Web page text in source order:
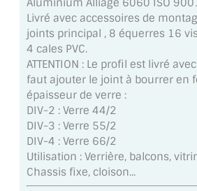
MIROIR DE SALLE DE BAIN
MIROIR PAROI DE DOUCHE
MIROIR POUR SALLE DE SPORT
MIROIR POUR SALLE DE DANSE
MIROIR ENCADRÉ
MIROIR TV
Aluminium Alliage 6060 ISO
Livré avec accessoires de
joints principal , 8 équerres 16
4 cales PVC.
ATTENTION : Le profil est livré
faut ajouter le joint à bourrer en
épaisseur de verre :
DIV-2 : Verre 44/2
DIV-3 : Verre 55/2
DIV-4 : Verre 66/2
Utilisation : Verrière, balcons,
Chassis fixe, cloison...